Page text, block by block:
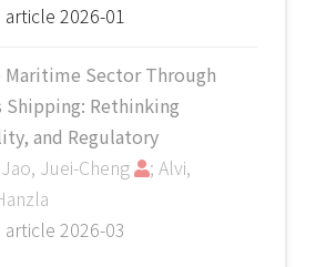
article 2026-01
Maritime Sector Through
Rethinking
and Regulatory
Jao, Juei-Cheng
; Alvi,
article 2026-03